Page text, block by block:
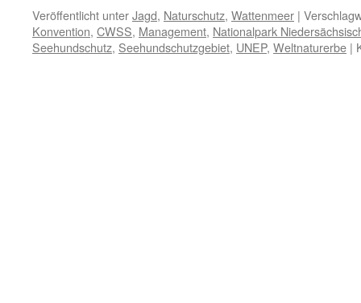
Veröffentlicht unterJagd, Naturschutz, Wattenmeer |
Konvention, CWSS, Management, Nationalpark
Seehundschutz, Seehundschutzgebiet, UNEP, Weltnaturerbe |